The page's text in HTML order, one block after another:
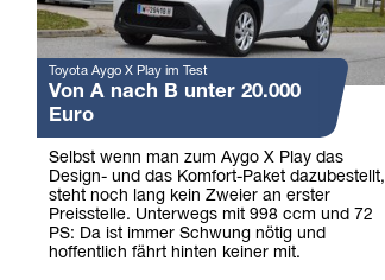
Toyota Aygo X Play im Test
Von A nach B unter 20.000
Euro
Selbst wenn man zum Aygo X Play das
Design- und das Komfort-Paket dazubestellt,
steht noch lang kein Zweier an erster
Preisstelle. Unterwegs mit 998 ccm und 72
PS: Da ist immer Schwung nötig und
hoffentlich fährt hinten keiner mit.